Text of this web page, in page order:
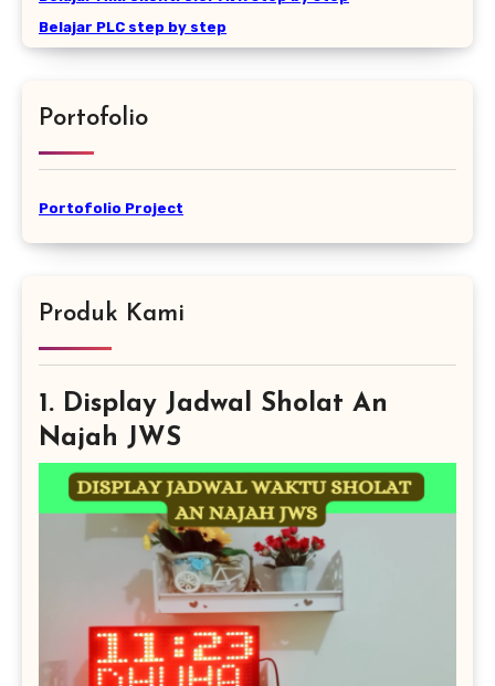
Belajar PLC step by step
Portofolio
Portofolio Project
Produk Kami
1. Display Jadwal Sholat An
Najah JWS